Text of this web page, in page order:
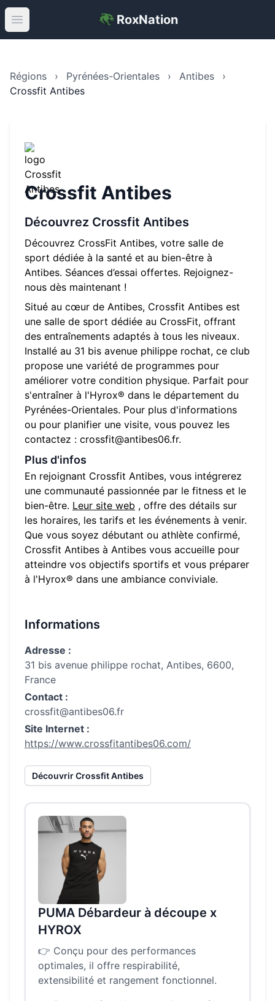
Open main menu RoxNation
Régions › Pyrénées-Orientales › Antibes
›
Crossfit Antibes
Crossfit Antibes
Découvrez Crossfit Antibes
Découvrez CrossFit Antibes, votre salle de
sport dédiée à la santé et au bien-être à
Antibes. Séances d’essai offertes. Rejoignez-
nous dès maintenant !
Situé au cœur de Antibes, Crossfit Antibes est
une salle de sport dédiée au CrossFit, offrant
des entraînements adaptés à tous les niveaux.
Installé au 31 bis avenue philippe rochat, ce club
propose une variété de programmes pour
améliorer votre condition physique. Parfait pour
s'entraîner à l'Hyrox® dans le département du
Pyrénées-Orientales. Pour plus d'informations
ou pour planifier une visite, vous pouvez les
contactez : crossfit@antibes06.fr.
Plus d'infos
En rejoignant Crossfit Antibes, vous intégrerez
une communauté passionnée par le fitness et le
bien-être. Leur site web , offre des détails sur
les horaires, les tarifs et les événements à venir.
Que vous soyez débutant ou athlète confirmé,
Crossfit Antibes à Antibes vous accueille pour
atteindre vos objectifs sportifs et vous préparer
à l'Hyrox® dans une ambiance conviviale.
Informations
Adresse :
31 bis avenue philippe rochat, Antibes, 6600,
France
Contact :
crossfit@antibes06.fr
Site Internet :
https://www.crossfitantibes06.com/
DécouvrirCrossfit Antibes
PUMA Débardeur à découpe x
HYROX
👉 Conçu pour des performances
optimales, il offre respirabilité,
extensibilité et rangement fonctionnel.